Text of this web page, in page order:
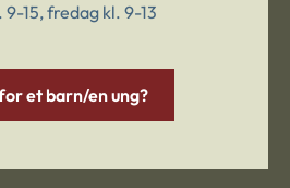
15, fredag kl. 9-13
et barn/en ung?